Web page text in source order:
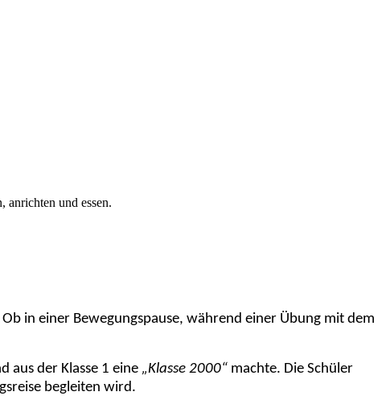
anrichten und essen.
in einer Bewegungspause, während einer Übung mit dem
aus der Klasse 1 eine „Klasse 2000“ machte. Die Schüler
begleiten wird.